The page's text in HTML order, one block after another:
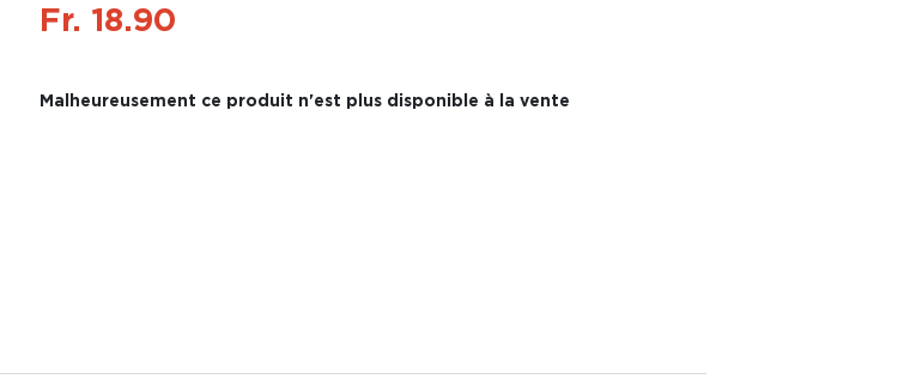
Fr. 18.90
Malheureusement ce produit n'est plus disponible à la vente